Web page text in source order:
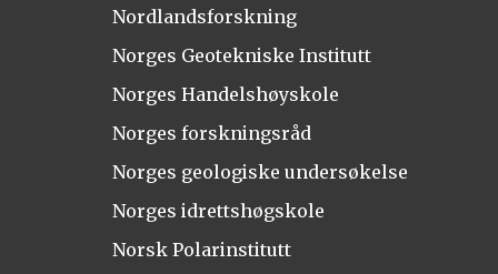
Nordlandsforskning
Norges Geotekniske Institutt
Norges Handelshøyskole
Norges forskningsråd
Norges geologiske undersøkelse
Norges idrettshøgskole
Norsk Polarinstitutt